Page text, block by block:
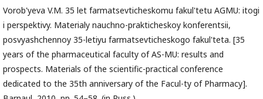
Vorob'yeva V.M. 35 let farmatsevticheskomu fakul'tetu AGMU: itogi
i perspektivy. Materialy nauchno-prakticheskoy konferentsii,
posvyashchennoy 35-letiyu farmatsevticheskogo fakul'teta. [35
years of the pharmaceutical faculty of AS-MU: results and
prospects. Materials of the scientific-practical conference
dedicated to the 35th anniversary of the Facul-ty of Pharmacy].